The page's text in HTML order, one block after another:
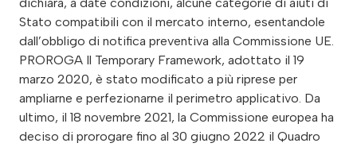
Stato compatibili con il mercato interno, esentandole
dall’obbligo di notifica preventiva alla Commissione UE.
PROROGA Il Temporary Framework, adottato il 19
marzo 2020, è stato modificato a più riprese per
ampliarne e perfezionarne il perimetro applicativo. Da
ultimo, il 18 novembre 2021, la Commissione europea ha
deciso di prorogare fino al 30 giugno 2022 il Quadro